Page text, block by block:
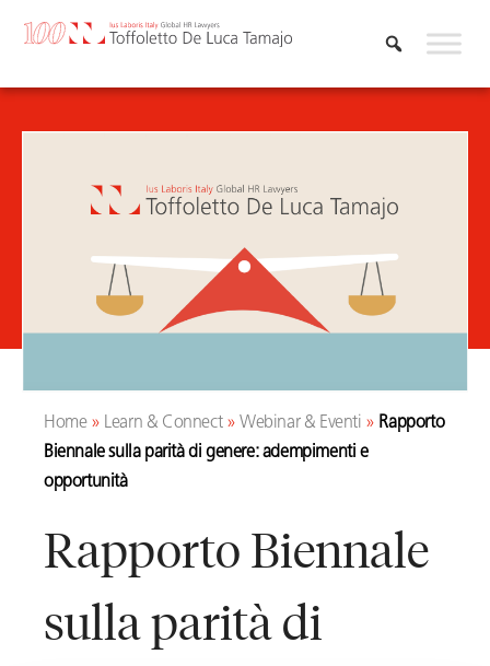
Home» Learn & Connect»Webinar & Eventi » Rapporto
Biennale sulla parità di genere: adempimenti e
opportunità
Rapporto Biennale
sulla parità di